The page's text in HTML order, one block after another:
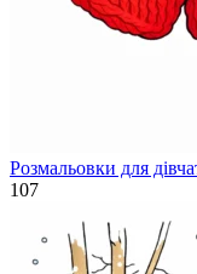
Розмальовки для
107